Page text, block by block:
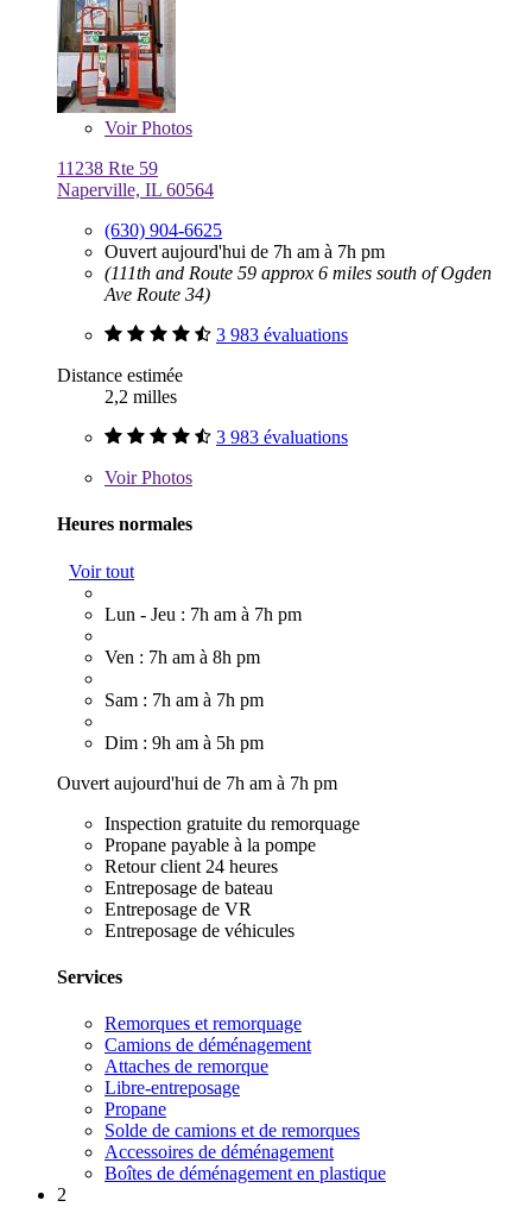
VoirPhotos
11238 Rte 59
Naperville, IL 60564
(630) 904-6625
Ouvert aujourd'hui de 7h am à 7h pm
(111th and Route 59 approx 6 miles south of Ogden
Ave Route 34)
3 983 évaluations
Distance estimée
2,2 milles
3 983 évaluations
VoirPhotos
Heures normales
Voir tout
Lun - Jeu : 7h am à 7h pm
Ven : 7h am à 8h pm
Sam : 7h am à 7h pm
Dim : 9h am à 5h pm
Ouvert aujourd'hui de 7h am à 7h pm
Inspection gratuite du remorquage
Propane payable à la pompe
Retour client 24 heures
Entreposage de bateau
Entreposage de VR
Entreposage de véhicules
Services
Remorques et remorquage
Camions de déménagement
Attaches de remorque
Libre-entreposage
Propane
Solde de camions et de remorques
Accessoires de déménagement
Boîtes de déménagement en plastique
2